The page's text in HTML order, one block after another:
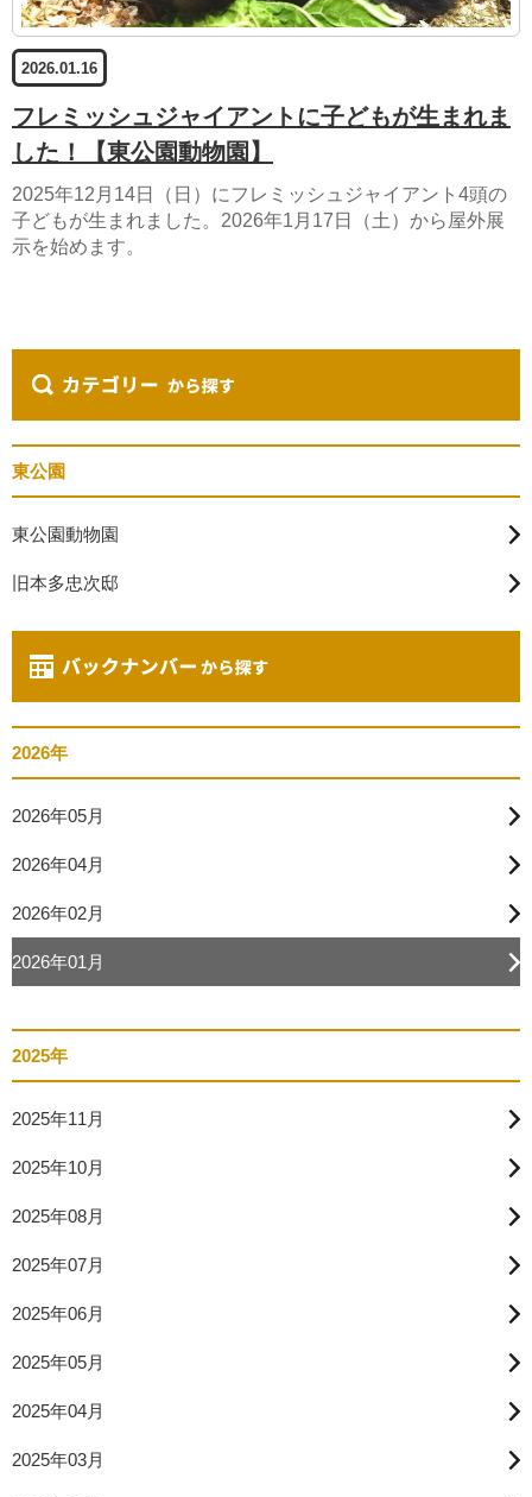
2026.01.16
フレミッシュジャイアントに子どもが生まれま
した！【東公園動物園】
2025年12月14日（日）にフレミッシュジャイアント4頭の
子どもが生まれました。2026年1月17日（土）から屋外展
示を始めます。
東公園
東公園動物園
旧本多忠次邸
2026年
2026年05月
2026年04月
2026年02月
2026年01月
2025年
2025年11月
2025年10月
2025年08月
2025年07月
2025年06月
2025年05月
2025年04月
2025年03月